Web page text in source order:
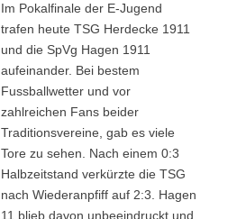
Im Pokalfinale der E-Jugend
trafen heute TSG Herdecke 1911
und die SpVg Hagen 1911
aufeinander. Bei bestem
Fussballwetter und vor
zahlreichen Fans beider
Traditionsvereine, gab es viele
Tore zu sehen. Nach einem 0:3
Halbzeitstand verkürzte die TSG
nach Wiederanpfiff auf 2:3. Hagen
11 blieb davon unbeeindruckt und